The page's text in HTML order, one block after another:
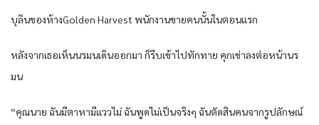
บุลินของห้างGolden Harvest พนักงานขายคนนั้นในตอนแรก
หลังจากเธอเห็นนรมนเดินออกมา ก็รีบเข้าไปทักทาย คุกเข่าลงต่อหน้านร
มน
“คุณนาย ฉันมีตาหามีแววไม่ ฉันพูดไม่เป็นจริงๆ ฉันตัดสินคนจากรูปลักษณ์